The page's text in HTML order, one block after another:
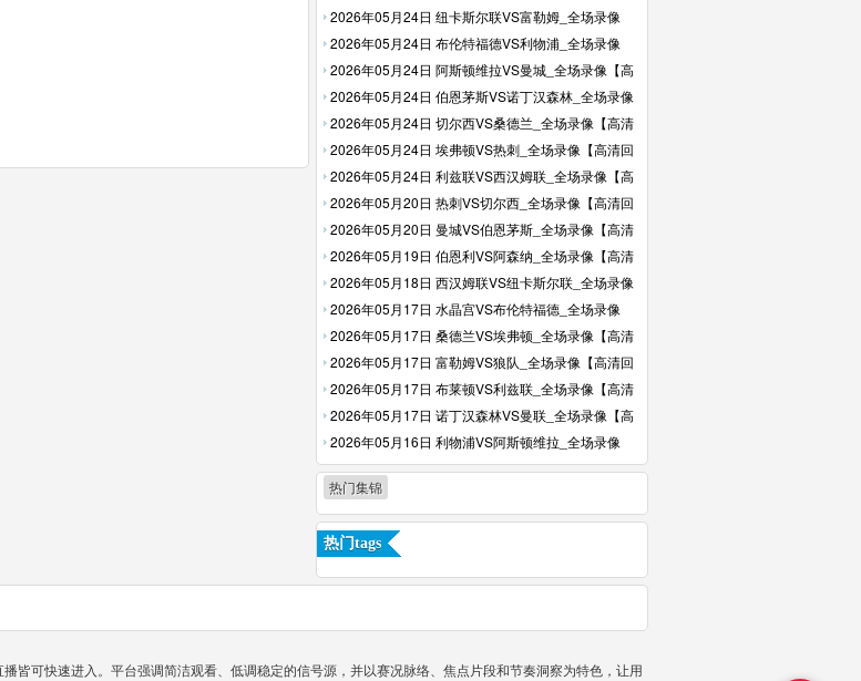
回放】
2026年05月24日 纽卡斯尔联VS富勒姆_全场录像
【高清回放】
2026年05月24日 布伦特福德VS利物浦_全场录像
【高清回放】
2026年05月24日 阿斯顿维拉VS曼城_全场录像【高
清回放】
2026年05月24日 伯恩茅斯VS诺丁汉森林_全场录像
【高清回放】
2026年05月24日 切尔西VS桑德兰_全场录像【高清
回放】
2026年05月24日 埃弗顿VS热刺_全场录像【高清回
放】
2026年05月24日 利兹联VS西汉姆联_全场录像【高
清回放】
2026年05月20日 热刺VS切尔西_全场录像【高清回
放】
2026年05月20日 曼城VS伯恩茅斯_全场录像【高清
回放】
2026年05月19日 伯恩利VS阿森纳_全场录像【高清
回放】
2026年05月18日 西汉姆联VS纽卡斯尔联_全场录像
【高清回放】
2026年05月17日 水晶宫VS布伦特福德_全场录像
【高清回放】
2026年05月17日 桑德兰VS埃弗顿_全场录像【高清
回放】
2026年05月17日 富勒姆VS狼队_全场录像【高清回
放】
2026年05月17日 布莱顿VS利兹联_全场录像【高清
回放】
2026年05月17日 诺丁汉森林VS曼联_全场录像【高
清回放】
2026年05月16日 利物浦VS阿斯顿维拉_全场录像
【高清回放】
热门集锦
热门tags
皆可快速进入。平台强调简洁观看、低调稳定的信号源，并以赛况脉络、焦点片段和节奏洞察为特色，让用